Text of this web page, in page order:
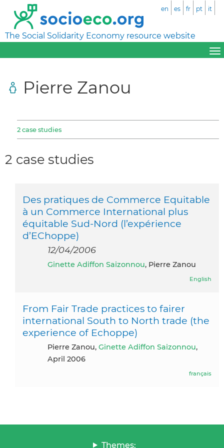
The Social Solidarity Economy resource website
en es fr pt it
Pierre Zanou
2 case studies
2 case studies
Des pratiques de Commerce Equitable
à un Commerce International plus
équitable Sud-Nord (l’expérience
d’EChoppe)
12/04/2006
Ginette Adiffon Saizonnou, Pierre Zanou
English
From Fair Trade practices to fairer
international South to North trade (the
experience of Echoppe)
Pierre Zanou, Ginette Adiffon Saizonnou,
April 2006
français
Themes: